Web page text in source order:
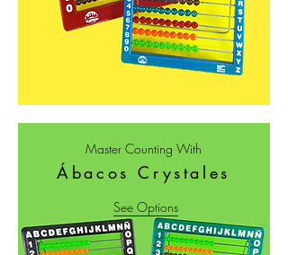
Master Counting With
Ábacos Crystales
See Options